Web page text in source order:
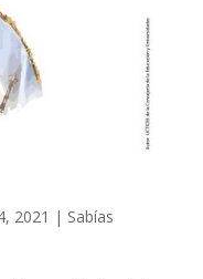
2021 | Sabías